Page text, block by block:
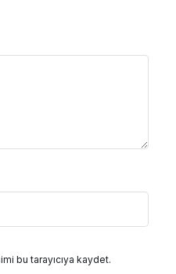
bu tarayıcıya kaydet.